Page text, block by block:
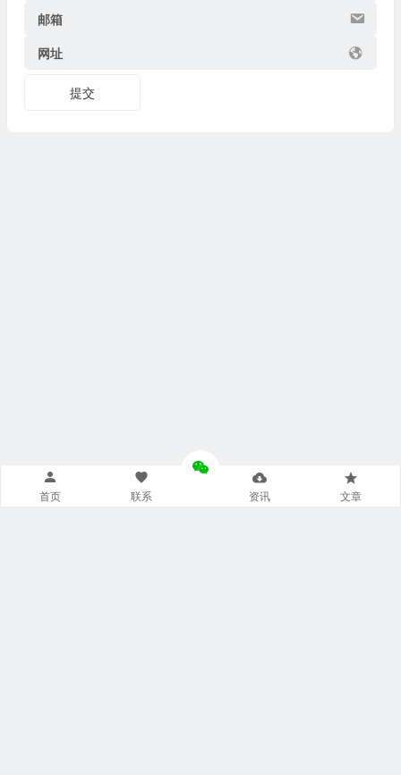
邮箱
网址
提交
首页 联系 资讯 文章